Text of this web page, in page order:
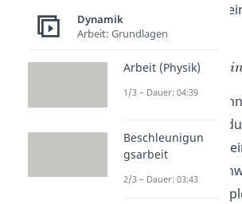
allgemein durch
Kreisfrequenz
In der
die Schwingung
und Imaginärteil
konstanter
rotierenden
Dynamik
Arbeit: Grundlagen
Arbeit (Physik)
1/3 – Dauer: 04:39
Beschleunigun
gsarbeit
2/3 – Dauer: 03:43